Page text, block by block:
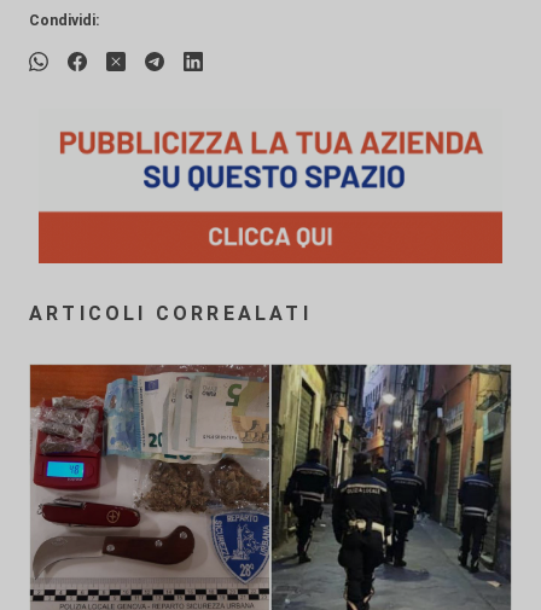
Condividi:
ARTICOLI CORREALATI